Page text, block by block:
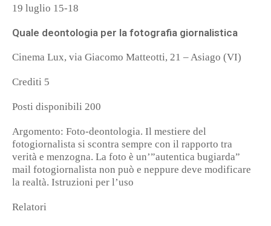
19 luglio 15-18
Quale deontologia per la fotografia giornalistica
Cinema Lux, via Giacomo Matteotti, 21 – Asiago (VI)
Crediti 5
Posti disponibili 200
Argomento: Foto-deontologia. Il mestiere del
fotogiornalista si scontra sempre con il rapporto tra
verità e menzogna. La foto è un’”autentica bugiarda”
mail fotogiornalista non può e neppure deve modificare
la realtà. Istruzioni per l’uso
Relatori